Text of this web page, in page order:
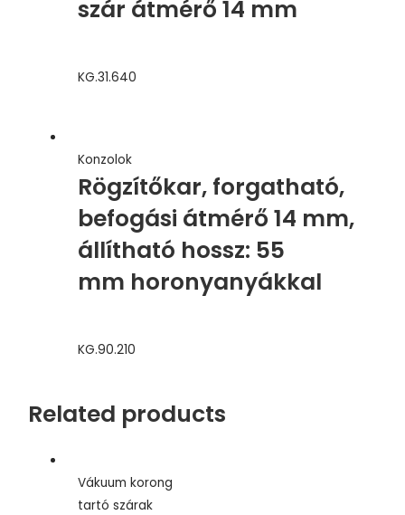
szár átmérő 14 mm
KG.31.640
Konzolok
Rögzítőkar, forgatható,
befogási átmérő 14 mm,
állítható hossz: 55
mm horonyanyákkal
KG.90.210
Related products
Vákuum korong
tartó szárak